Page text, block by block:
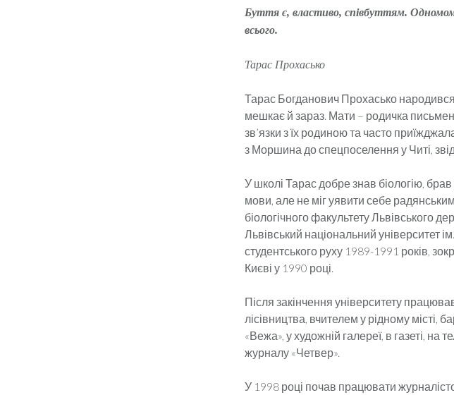
Буття є, властиво, співбуттям.
всього.
Тарас Прохасько
Тарас Богданович Прохасько
мешкає й зараз. Мати – родичка
зв’язки з їх родиною та часто
з Моршина до спецпоселення у Читі,
У школі Тарас добре знав біологію, брав
мови, але не міг уявити себе
біологічного факультету Львівського
Львівський національний університет
студентського руху 1989-1991 років,
Києві у 1990 році.
Після закінчення університету
лісівництва, вчителем у рідному
«Вежа», у художній галереї, в газеті, на
журналу «Четвер».
У 1998 році почав працювати